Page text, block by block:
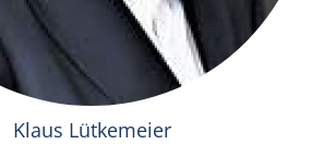
Klaus Lütkemeier